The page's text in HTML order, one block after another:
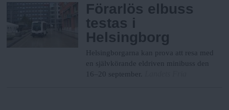
Förarlös elbuss
testas i
Helsingborg
Helsingborgarna kan prova att resa med
en självkörande eldriven minibuss den
16–20 september.